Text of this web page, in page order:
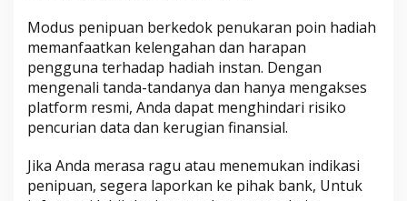
Modus penipuan berkedok penukaran poin hadiah
memanfaatkan kelengahan dan harapan
pengguna terhadap hadiah instan. Dengan
mengenali tanda-tandanya dan hanya mengakses
platform resmi, Anda dapat menghindari risiko
pencurian data dan kerugian finansial.
Jika Anda merasa ragu atau menemukan indikasi
penipuan, segera laporkan ke pihak bank, Untuk